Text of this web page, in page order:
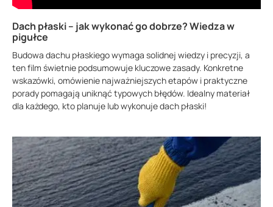
Dach płaski – jak wykonać go dobrze? Wiedza w
pigułce
Budowa dachu płaskiego wymaga solidnej wiedzy i precyzji, a
ten film świetnie podsumowuje kluczowe zasady. Konkretne
wskazówki, omówienie najważniejszych etapów i praktyczne
porady pomagają uniknąć typowych błędów. Idealny materiał
dla każdego, kto planuje lub wykonuje dach płaski!